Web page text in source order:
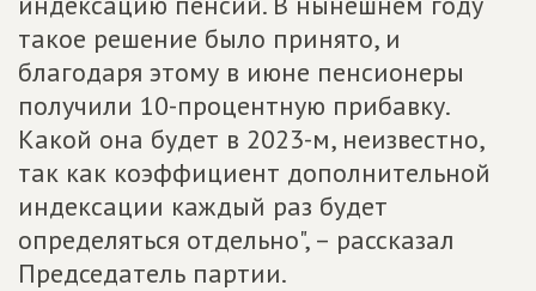
такое решение было принято, и
благодаря этому в июне пенсионеры
получили 10-процентную прибавку.
Какой она будет в 2023-м, неизвестно,
так как коэффициент дополнительной
индексации каждый раз будет
определяться отдельно", – рассказал
Председатель партии.